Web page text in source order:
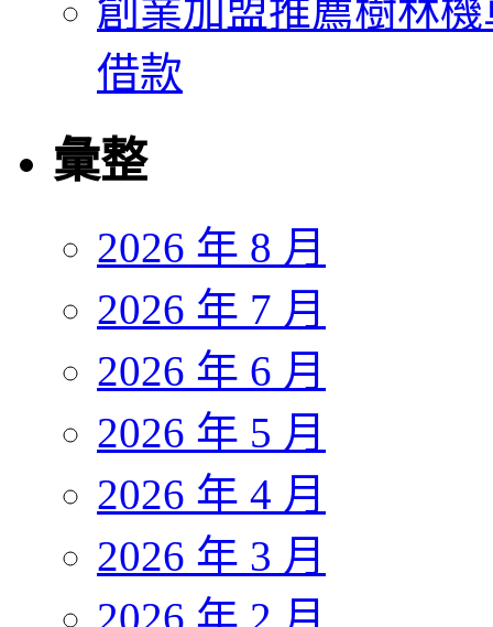
創業加盟推薦樹林
借款
彙整
2026 年 8 月
2026 年 7 月
2026 年 6 月
2026 年 5 月
2026 年 4 月
2026 年 3 月